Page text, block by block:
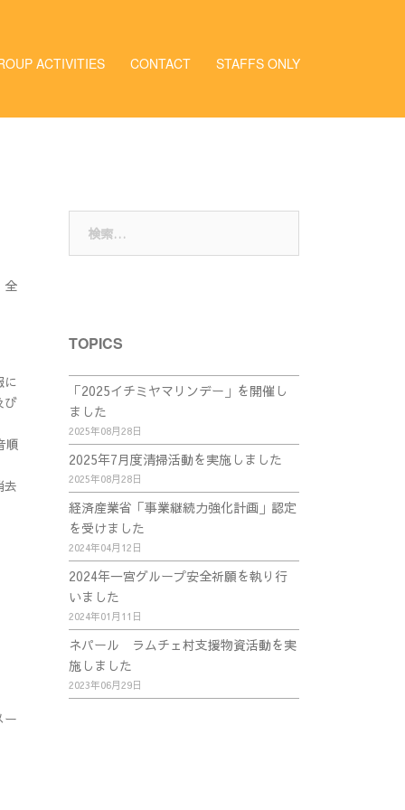
ACTIVITIES CONTACT STAFFS ONLY
全
に
び
順
去
ー
TOPICS
「2025イチミヤマリンデー」を開催し
ました
2025年08月28日
2025年7月度清掃活動を実施しました
2025年08月28日
経済産業省「事業継続力強化計画」認定
を受けました
2024年04月12日
2024年一宮グループ安全祈願を執り行
いました
2024年01月11日
ネパール ラムチェ村支援物資活動を実
施しました
2023年06月29日